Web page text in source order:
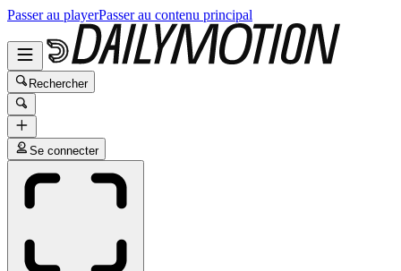
Passer au playerPasser au contenu principal
Rechercher
Se connecter